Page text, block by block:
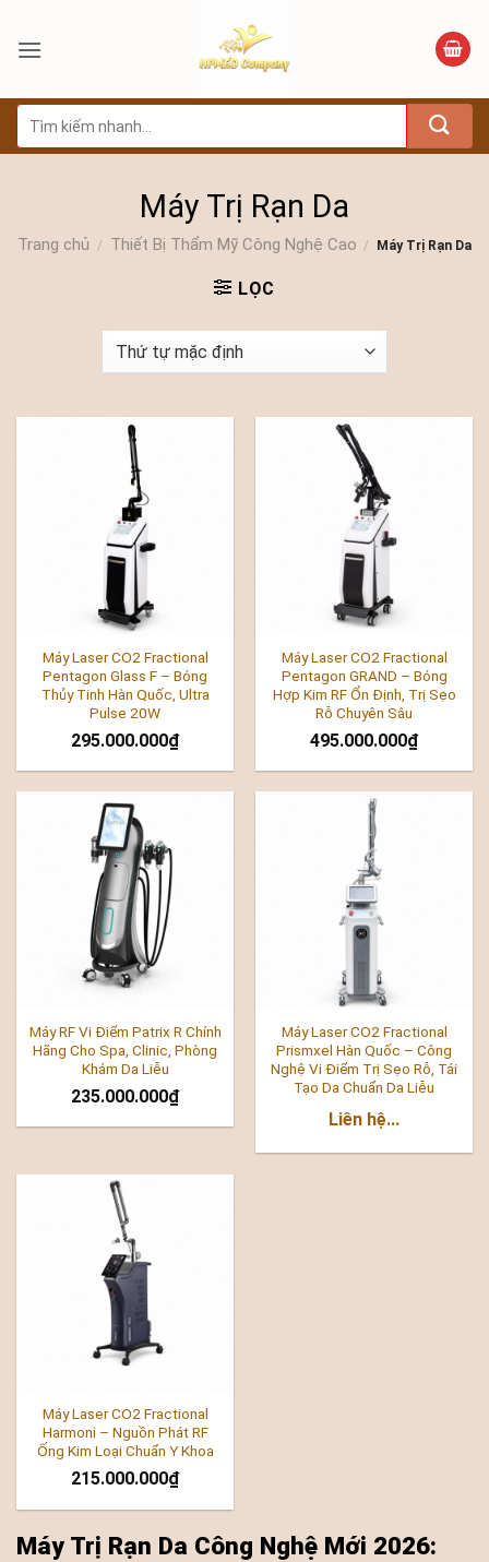
qua
dung
kiếm:
Máy Trị Rạn Da
Trang chủ / Thiết Bị Thẩm Mỹ Công Nghệ Cao / Máy Trị Rạn Da
LỌC
Máy Laser CO2 Fractional
Pentagon Glass F – Bóng
Thủy Tinh Hàn Quốc, Ultra
Pulse 20W
295.000.000₫
Máy Laser CO2 Fractional
Pentagon GRAND – Bóng
Hợp Kim RF Ổn Định, Trị Sẹo
Rỗ Chuyên Sâu
495.000.000₫
Máy RF Vi Điểm Patrix R Chính
Hãng Cho Spa, Clinic, Phòng
Khám Da Liễu
235.000.000₫
Máy Laser CO2 Fractional
Prismxel Hàn Quốc – Công
Nghệ Vi Điểm Trị Sẹo Rỗ, Tái
Tạo Da Chuẩn Da Liễu
Liên hệ...
Máy Laser CO2 Fractional
Harmoni – Nguồn Phát RF
Ống Kim Loại Chuẩn Y Khoa
215.000.000₫
Máy Trị Rạn Da Công Nghệ Mới 2026: